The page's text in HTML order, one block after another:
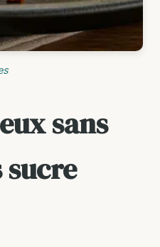
sans